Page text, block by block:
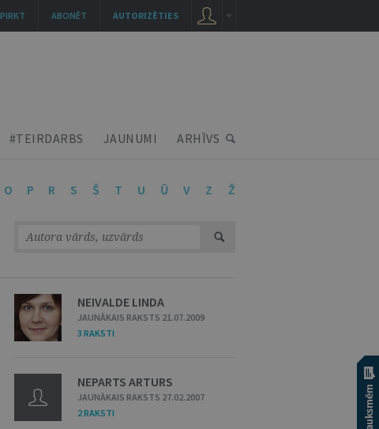
#TEIRDARBS JAUNUMI ARHĪVS
O P R S Š T U Ū V Z Ž
NEIVALDE LINDA
JAUNĀKAIS RAKSTS 21.07.2009
3 RAKSTI
NEPARTS ARTURS
JAUNĀKAIS RAKSTS 27.02.2007
2 RAKSTI
AUTORIZĒTIES
ABONĒT
PIRKT